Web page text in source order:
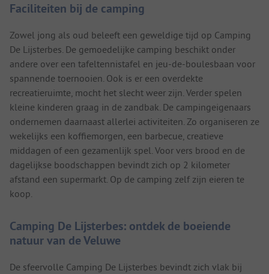
Faciliteiten bij de camping
Zowel jong als oud beleeft een geweldige tijd op Camping
De Lijsterbes. De gemoedelijke camping beschikt onder
andere over een tafeltennistafel en jeu-de-boulesbaan voor
spannende toernooien. Ook is er een overdekte
recreatieruimte, mocht het slecht weer zijn. Verder spelen
kleine kinderen graag in de zandbak. De campingeigenaars
ondernemen daarnaast allerlei activiteiten. Zo organiseren ze
wekelijks een koffiemorgen, een barbecue, creatieve
middagen of een gezamenlijk spel. Voor vers brood en de
dagelijkse boodschappen bevindt zich op 2 kilometer
afstand een supermarkt. Op de camping zelf zijn eieren te
koop.
Camping De Lijsterbes: ontdek de boeiende
natuur van de Veluwe
De sfeervolle Camping De Lijsterbes bevindt zich vlak bij